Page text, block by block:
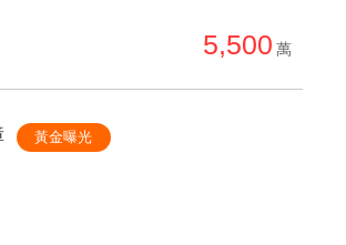
5,500 萬
黃金曝光